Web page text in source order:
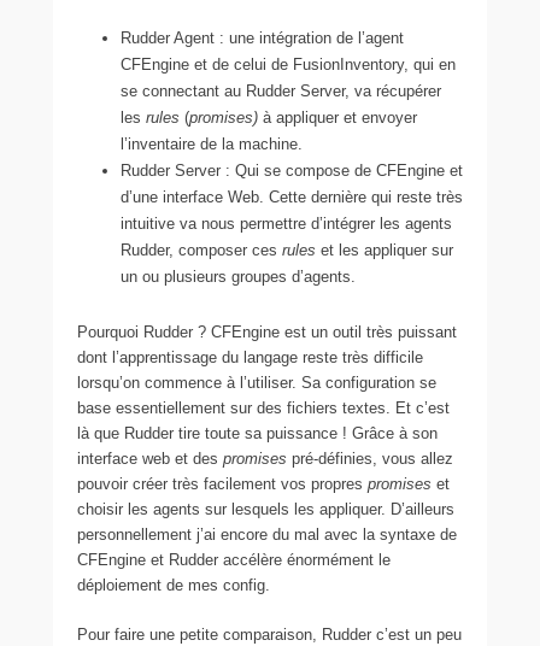
Rudder Agent : une intégration de l’agent
CFEngine et de celui de FusionInventory, qui en
se connectant au Rudder Server, va récupérer
les rules (promises) à appliquer et envoyer
l’inventaire de la machine.
Rudder Server : Qui se compose de CFEngine et
d’une interface Web. Cette dernière qui reste très
intuitive va nous permettre d’intégrer les agents
Rudder, composer ces rules et les appliquer sur
un ou plusieurs groupes d’agents.
Pourquoi Rudder ? CFEngine est un outil très puissant
dont l’apprentissage du langage reste très difficile
lorsqu’on commence à l’utiliser. Sa configuration se
base essentiellement sur des fichiers textes. Et c’est
là que Rudder tire toute sa puissance ! Grâce à son
interface web et des promises pré-définies, vous allez
pouvoir créer très facilement vos propres promises et
choisir les agents sur lesquels les appliquer. D’ailleurs
personnellement j’ai encore du mal avec la syntaxe de
CFEngine et Rudder accélère énormément le
déploiement de mes config.
Pour faire une petite comparaison, Rudder c’est un peu